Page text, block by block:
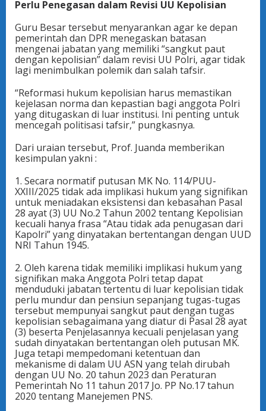
Perlu Penegasan dalam Revisi UU Kepolisian
Guru Besar tersebut menyarankan agar ke depan
pemerintah dan DPR menegaskan batasan
mengenai jabatan yang memiliki “sangkut paut
dengan kepolisian” dalam revisi UU Polri, agar tidak
lagi menimbulkan polemik dan salah tafsir.
“Reformasi hukum kepolisian harus memastikan
kejelasan norma dan kepastian bagi anggota Polri
yang ditugaskan di luar institusi. Ini penting untuk
mencegah politisasi tafsir,” pungkasnya.
Dari uraian tersebut, Prof. Juanda memberikan
kesimpulan yakni :
1. Secara normatif putusan MK No. 114/PUU-
XXIII/2025 tidak ada implikasi hukum yang signifikan
untuk meniadakan eksistensi dan kebasahan Pasal
28 ayat (3) UU No.2 Tahun 2002 tentang Kepolisian
kecuali hanya frasa “Atau tidak ada penugasan dari
Kapolri” yang dinyatakan bertentangan dengan UUD
NRI Tahun 1945.
2. Oleh karena tidak memiliki implikasi hukum yang
signifikan maka Anggota Polri tetap dapat
menduduki jabatan tertentu di luar kepolisian tidak
perlu mundur dan pensiun sepanjang tugas-tugas
tersebut mempunyai sangkut paut dengan tugas
kepolisian sebagaimana yang diatur di Pasal 28 ayat
(3) beserta Penjelasannya kecuali penjelasan yang
sudah dinyatakan bertentangan oleh putusan MK.
Juga tetapi mempedomani ketentuan dan
mekanisme di dalam UU ASN yang telah dirubah
dengan UU No. 20 tahun 2023 dan Peraturan
Pemerintah No 11 tahun 2017 Jo. PP No.17 tahun
2020 tentang Manejemen PNS.